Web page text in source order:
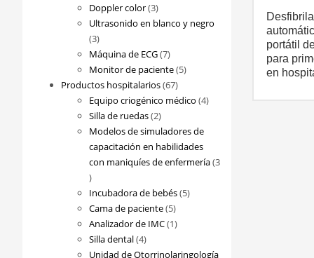
portátil
para
en
producto
Doppler color 33
productos
Ultrasonido en blanco y negro
33
productos
Máquina de ECG 77
productos
Monitor de paciente 55
Productos hospitalarios 6767
productos
Equipo criogénico médico 44
Silla de ruedas 22
productos
Modelos de simuladores de
capacitación en habilidades
con maniquíes de enfermería 3
3
productos
Incubadora de bebés 55
Cama de paciente 55
productos
Analizador de IMC 11
Silla dental 44
productos
Unidad de Otorrinolaringología